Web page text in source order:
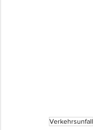
Verkehrsunfall